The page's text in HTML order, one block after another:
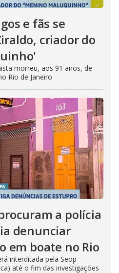
e fãs se
criador do
morreu, aos 91 anos, de
Rio de Janeiro
a polícia
denunciar
em boate no Rio
interditada pela Seop
até o fim das investigações